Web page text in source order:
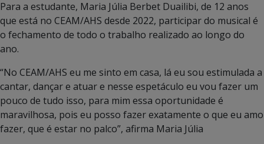
Para a estudante, Maria Júlia Berbet Duailibi, de 12 anos
que está no CEAM/AHS desde 2022, participar do musical é
o fechamento de todo o trabalho realizado ao longo do
ano.
“No CEAM/AHS eu me sinto em casa, lá eu sou estimulada a
cantar, dançar e atuar e nesse espetáculo eu vou fazer um
pouco de tudo isso, para mim essa oportunidade é
maravilhosa, pois eu posso fazer exatamente o que eu amo
fazer, que é estar no palco”, afirma Maria Júlia